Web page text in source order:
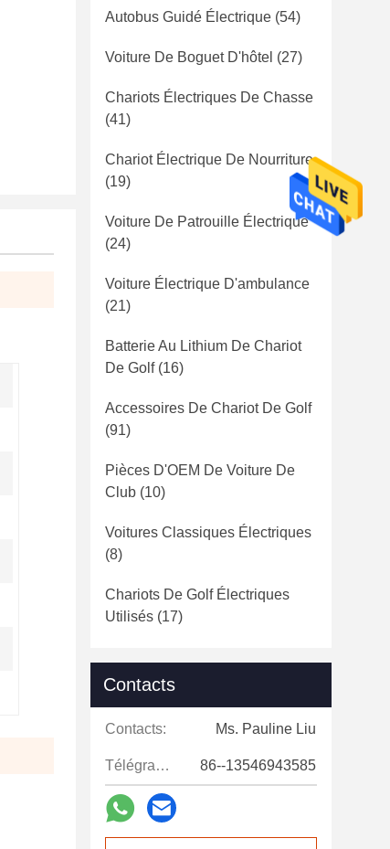
Autobus Guidé Électrique (54)
Voiture De Boguet D'hôtel (27)
Chariots Électriques De Chasse
(41)
Chariot Électrique De Nourriture
(19)
Voiture De Patrouille Électrique
(24)
Voiture Électrique D'ambulance
(21)
Batterie Au Lithium De Chariot
De Golf(16)
Accessoires De Chariot De Golf
(91)
Pièces D'OEM De Voiture De
Club (10)
Voitures Classiques Électriques
(8)
Chariots De Golf Électriques
Utilisés (17)
Contacts
Contacts: Ms. Pauline Liu
Télégramme: 86--13546943585